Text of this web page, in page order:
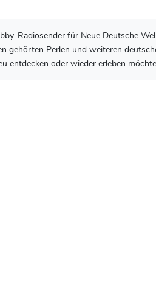
Radiosender für Neue Deutsche
gehörten Perlen und weiteren
entdecken oder wieder erleben